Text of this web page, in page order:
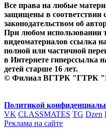
Все права на любые
защищены в соответствии
законодательством об
При любом использовании
видеоматериалов ссылка
полной или частичной
в Интернете гиперссылка
детей старше 16 лет.
© Филиал ВГТРК "ГТРК
Политикой
VK CLASSMATES TG Dzen
Реклама на сайте